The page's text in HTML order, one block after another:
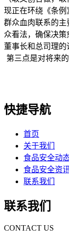
现正在环绕《条
群众血肉联系的
众看法，确保决
董事长和总司理
第三点是对将来
快捷导航
首页
关于我们
食品安全动
食品安全资
联系我们
联系我们
CONTACT US